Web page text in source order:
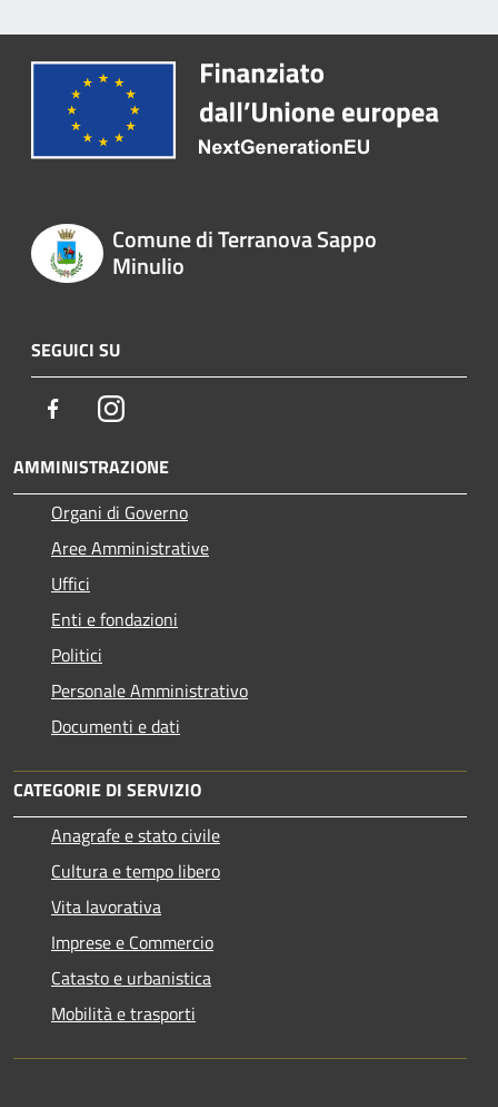
Comune di Terranova Sappo
Minulio
SEGUICI SU
FacebookInstagram
AMMINISTRAZIONE
Organi di Governo
Aree Amministrative
Uffici
Enti e fondazioni
Politici
Personale Amministrativo
Documenti e dati
CATEGORIE DI SERVIZIO
Anagrafe e stato civile
Cultura e tempo libero
Vita lavorativa
Imprese e Commercio
Catasto e urbanistica
Mobilità e trasporti